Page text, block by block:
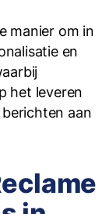
manier om in
en
het leveren
aan